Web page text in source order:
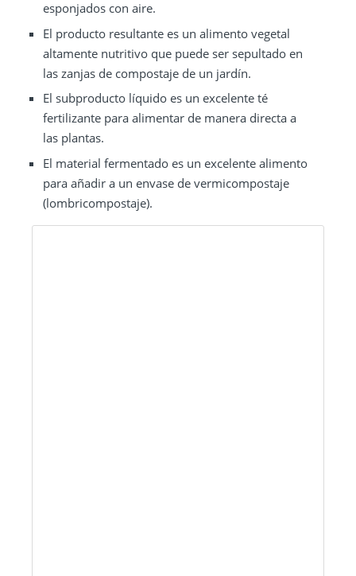
esponjados con aire.
El producto resultante es un alimento vegetal
altamente nutritivo que puede ser sepultado en
las zanjas de compostaje de un jardín.
El subproducto líquido es un excelente té
fertilizante para alimentar de manera directa a
las plantas.
El material fermentado es un excelente alimento
para añadir a un envase de vermicompostaje
(lombricompostaje).